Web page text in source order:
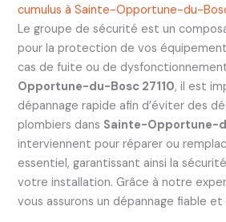
cumulus à Sainte-Opportune-du-
Le groupe de sécurité est un
pour la protection de vos
cas de fuite ou de
Opportune-du-Bosc 27110, il est
dépannage rapide afin d’éviter des
plombiers dans Sainte-Opportune-
interviennent pour réparer ou
essentiel, garantissant ainsi la
votre installation. Grâce à notre
vous assurons un dépannage fiable et